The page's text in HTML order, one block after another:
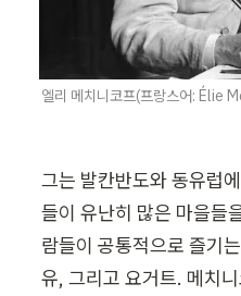
엘리 메치니코프(프랑스어: Élie
그는 발칸반도와 동유럽
들이 유난히 많은 마을들
람들이 공통적으로 즐기
유, 그리고 요거트. 메치